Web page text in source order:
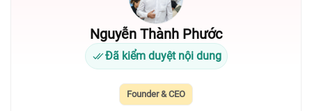
Nguyễn Thành Phước
Đã kiểm duyệt nội dung
Founder & CEO